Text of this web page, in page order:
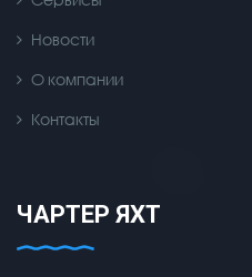
Новости
О компании
Контакты
ЧАРТЕР ЯХТ